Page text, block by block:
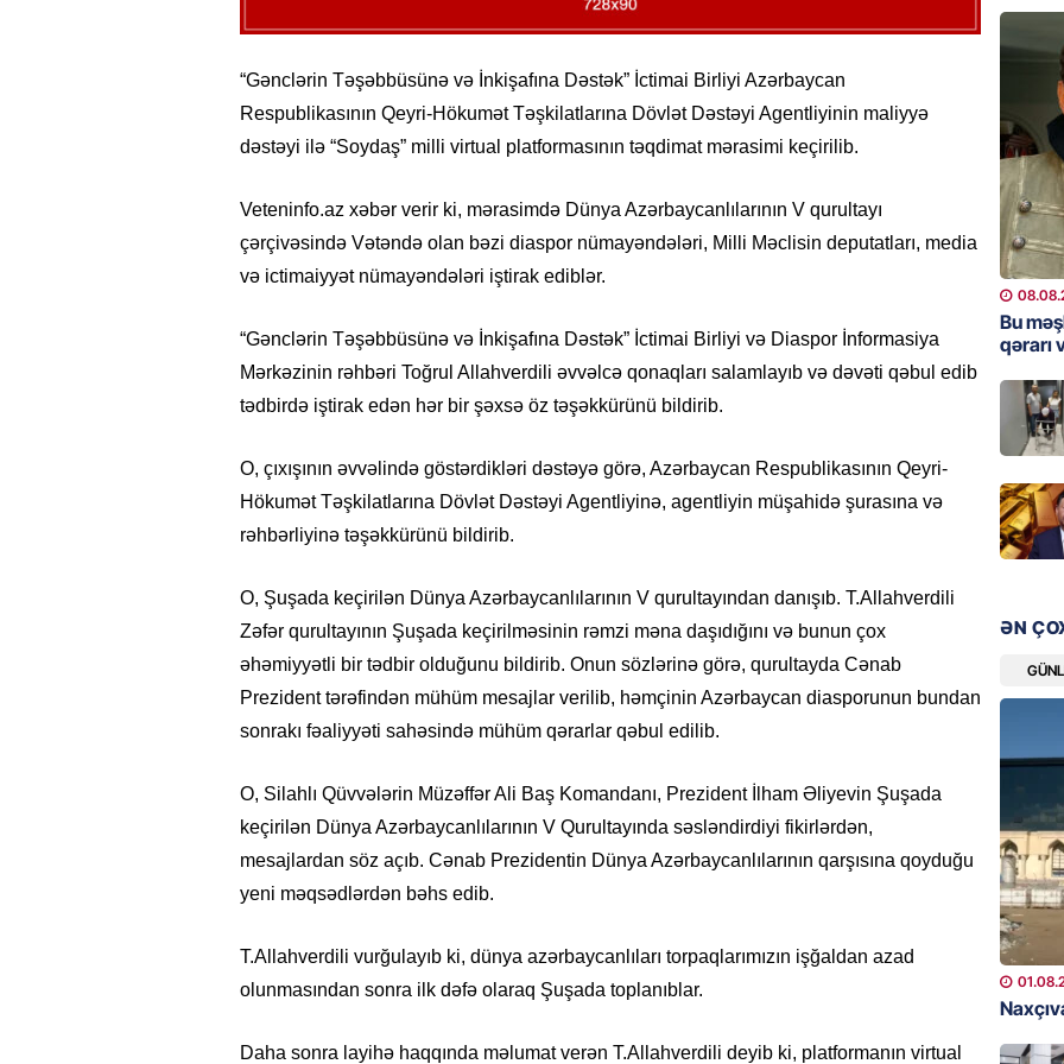
“Gənclərin Təşəbbüsünə və İnkişafına Dəstək” İctimai Birliyi Azərbaycan
Respublikasının Qeyri-Hökumət Təşkilatlarına Dövlət Dəstəyi Agentliyinin maliyyə
dəstəyi ilə “Soydaş” milli virtual platformasının təqdimat mərasimi keçirilib.
Veteninfo.az xəbər verir ki, mərasimdə Dünya Azərbaycanlılarının V qurultayı
çərçivəsində Vətəndə olan bəzi diaspor nümayəndələri, Milli Məclisin deputatları, media
və ictimaiyyət nümayəndələri iştirak ediblər.
“Gənclərin Təşəbbüsünə və İnkişafına Dəstək” İctimai Birliyi və Diaspor İnformasiya
Mərkəzinin rəhbəri Toğrul Allahverdili əvvəlcə qonaqları salamlayıb və dəvəti qəbul edib
tədbirdə iştirak edən hər bir şəxsə öz təşəkkürünü bildirib.
O, çıxışının əvvəlində göstərdikləri dəstəyə görə, Azərbaycan Respublikasının Qeyri-
Hökumət Təşkilatlarına Dövlət Dəstəyi Agentliyinə, agentliyin müşahidə şurasına və
rəhbərliyinə təşəkkürünü bildirib.
O, Şuşada keçirilən Dünya Azərbaycanlılarının V qurultayından danışıb. T.Allahverdili
Zəfər qurultayının Şuşada keçirilməsinin rəmzi məna daşıdığını və bunun çox
əhəmiyyətli bir tədbir olduğunu bildirib. Onun sözlərinə görə, qurultayda Cənab
Prezident tərəfindən mühüm mesajlar verilib, həmçinin Azərbaycan diasporunun bundan
sonrakı fəaliyyəti sahəsində mühüm qərarlar qəbul edilib.
O, Silahlı Qüvvələrin Müzəffər Ali Baş Komandanı, Prezident İlham Əliyevin Şuşada
keçirilən Dünya Azərbaycanlılarının V Qurultayında səsləndirdiyi fikirlərdən,
mesajlardan söz açıb. Cənab Prezidentin Dünya Azərbaycanlılarının qarşısına qoyduğu
yeni məqsədlərdən bəhs edib.
T.Allahverdili vurğulayıb ki, dünya azərbaycanlıları torpaqlarımızın işğaldan azad
olunmasından sonra ilk dəfə olaraq Şuşada toplanıblar.
Daha sonra layihə haqqında məlumat verən T.Allahverdili deyib ki, platformanın virtual
ŞOU-
GÜNDƏM
18 il
MANŞET
17
olundu
Bu
qərarı
həkim
şikayət
işıq?
GÜNDƏM
Hərbi
Bu
qərarı
ƏN